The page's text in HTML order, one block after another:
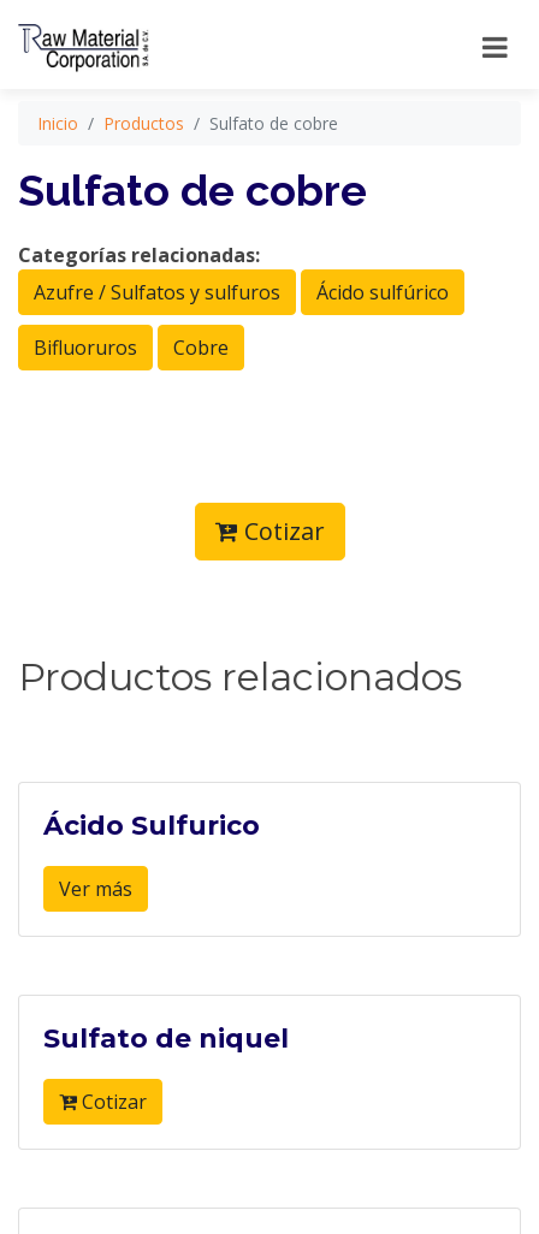
Inicio Productos Sulfato de cobre
Sulfato de cobre
Categorías relacionadas:
Azufre / Sulfatos y sulfuros
Ácido sulfúrico
Bifluoruros Cobre
Cotizar
Productos relacionados
Ácido Sulfurico
Ver más
Sulfato de niquel
Cotizar